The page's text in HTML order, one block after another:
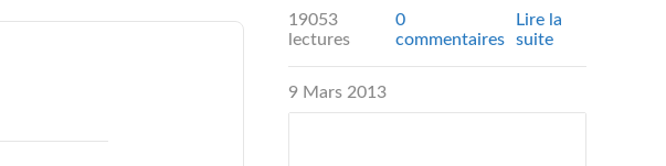
19053
lectures
0
commentaires
Lire la
suite
9 Mars 2013